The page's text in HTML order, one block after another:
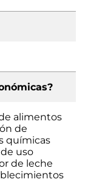
alimentos
de
químicas
uso
de leche